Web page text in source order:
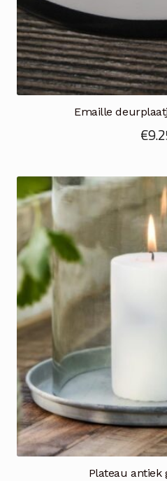
Emaille
€
Plateau antiek